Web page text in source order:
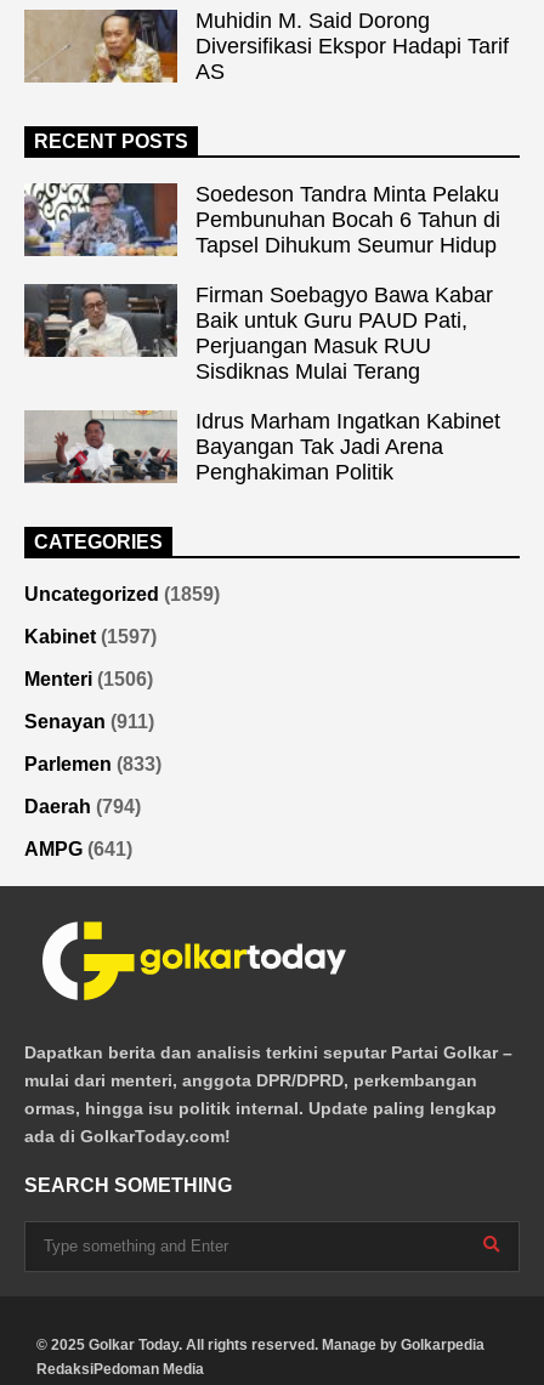
Muhidin M. Said Dorong
Diversifikasi Ekspor Hadapi Tarif
AS
RECENT POSTS
Soedeson Tandra Minta Pelaku
Pembunuhan Bocah 6 Tahun di
Tapsel Dihukum Seumur Hidup
Firman Soebagyo Bawa Kabar
Baik untuk Guru PAUD Pati,
Perjuangan Masuk RUU
Sisdiknas Mulai Terang
Idrus Marham Ingatkan Kabinet
Bayangan Tak Jadi Arena
Penghakiman Politik
CATEGORIES
Uncategorized (1859)
Kabinet (1597)
Menteri (1506)
Senayan (911)
Parlemen (833)
Daerah (794)
AMPG (641)
Dapatkan berita dan analisis terkini seputar Partai Golkar –
mulai dari menteri, anggota DPR/DPRD, perkembangan
ormas, hingga isu politik internal. Update paling lengkap
ada di GolkarToday.com!
SEARCH SOMETHING
© 2025 Golkar Today. All rights reserved. Manage by Golkarpedia
RedaksiPedoman Media